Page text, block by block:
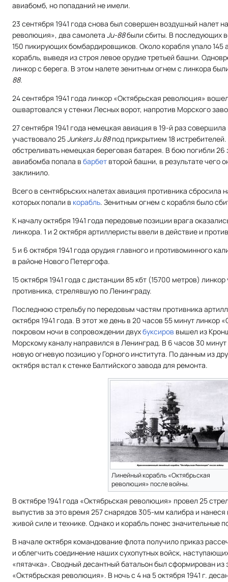
авиабомб, но попаданий не имели.
23 сентября 1941 года снова был совершен воздушный налет
революция», два самолета Ju-88были сбиты. В последующих
150 пикирующих бомбардировщиков. Около корабля упало 145
корабль, выведя из строя левое орудие третьей башни.
линкор с берега. В этом налете зенитным огнем с линкора
88.
24 сентября 1941 года линкор «Октябрьская революция»
ошвартовался у стенки Лесных ворот, напротив Морского
27 сентября 1941 года немецкая авиация в 19-й раз
участвовало 25Junkers Ju 88под прикрытием 18
обстреливать немецкая береговая батарея. В бою погибли 26
авиабомба попала в барбет второй башни, в результате чего
заклинило.
Всего в сентябрьских налетах авиация противника сбросила
которых попали в корабль. Зенитным огнем с корабля было
К началу октября 1941 года передовые позиции врага
линкора. 1 и 2 октября артиллеристы ввели в действие и
5 и 6 октября 1941 года орудия главного и противоминного
в районе Нового Петергофа.
15 октября 1941 года с дистанции 85 кбт (15700 метров)
противника, стрелявшую по Ленинграду.
Последнюю стрельбу по передовым частям противника
октября 1941 года. В этот же день в 20 часов 55 минут линкор
покровом ночи в сопровождении двухбуксиров вышел из
Морскому каналу направился в Ленинград. В 6 часов 30 минут
новую огневую позицию у Горного института. По данным из
октября встал к стенке Балтийского завода для ремонта.
Линейный корабль «Октябрьская
революция» после войны.
В октябре 1941 года «Октябрьская революция» провел 25
выпустив за это время 257 снарядов 305-мм калибра и
живой силе и технике. Однако и корабль понес значительные
В начале октября командование флота получило приказ
и облегчить соединение наших сухопутных войск,
«пятачка». Сводный десантный батальон был сформирован
«Октябрьская революция». В ночь с 4 на 5 октября 1941 г.